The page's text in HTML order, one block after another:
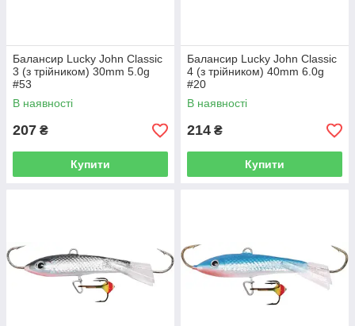
Балансир Lucky John Classic
3 (з трійником) 30mm 5.0g
#53
В наявності
207 ₴
Купити
Балансир Lucky John Classic
4 (з трійником) 40mm 6.0g
#20
В наявності
214 ₴
Купити